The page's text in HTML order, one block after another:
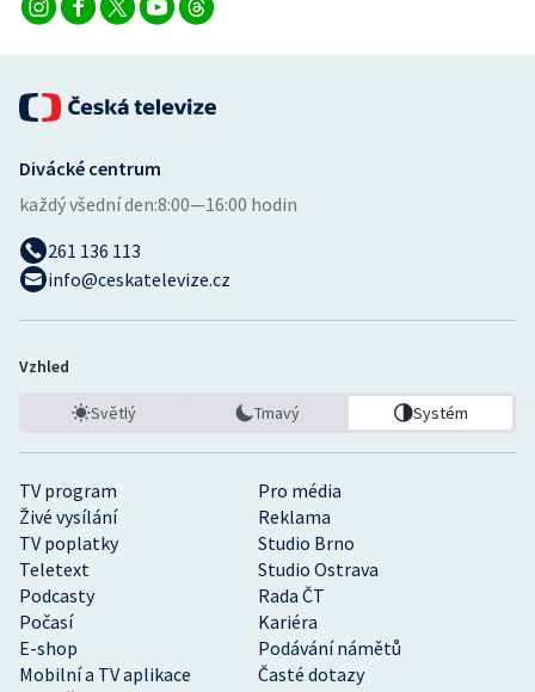
TV program
Pro média
Živé vysílání
Reklama
TV poplatky
Studio Brno
Teletext
Studio Ostrava
Podcasty
Rada ČT
Počasí
Kariéra
E-shop
Podávání námětů
Mobilní a TV aplikace
Časté dotazy
Divácké centrum
každý všední den:8:00—16:00 hodin
261 136 113
info@ceskatelevize.cz
Vzhled
Světlý Tmavý Systém